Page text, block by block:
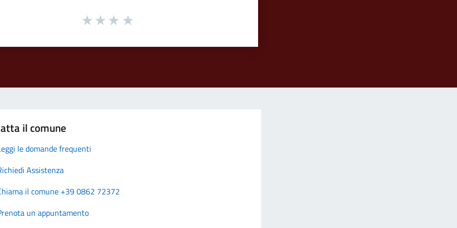
il comune
le domande frequenti
Assistenza
il comune +39 0862 72372
un appuntamento